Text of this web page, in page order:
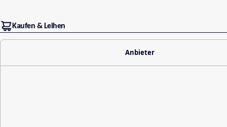
Kaufen & Leihen
Anbieter